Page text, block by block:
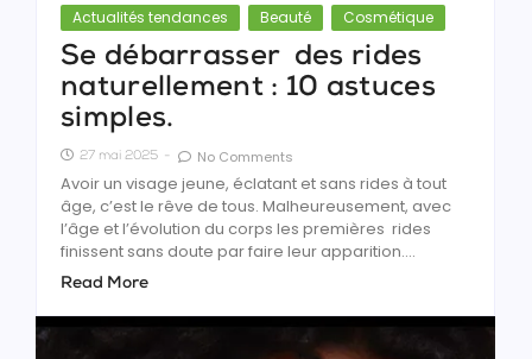
Actualités tendances Beauté Cosmétique
Se débarrasser des rides
naturellement : 10 astuces
simples.
27 mai 2025 - No Comments
Avoir un visage jeune, éclatant et sans rides à tout
âge, c’est le rêve de tous. Malheureusement, avec
l’âge et l’évolution du corps les premières rides
finissent sans doute par faire leur apparition....
Read More